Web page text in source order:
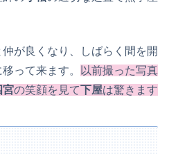
仲が良くなり、しばらく間を開
って来ます。
以前撮った写真
宮の笑顔を見て下屋は驚きます